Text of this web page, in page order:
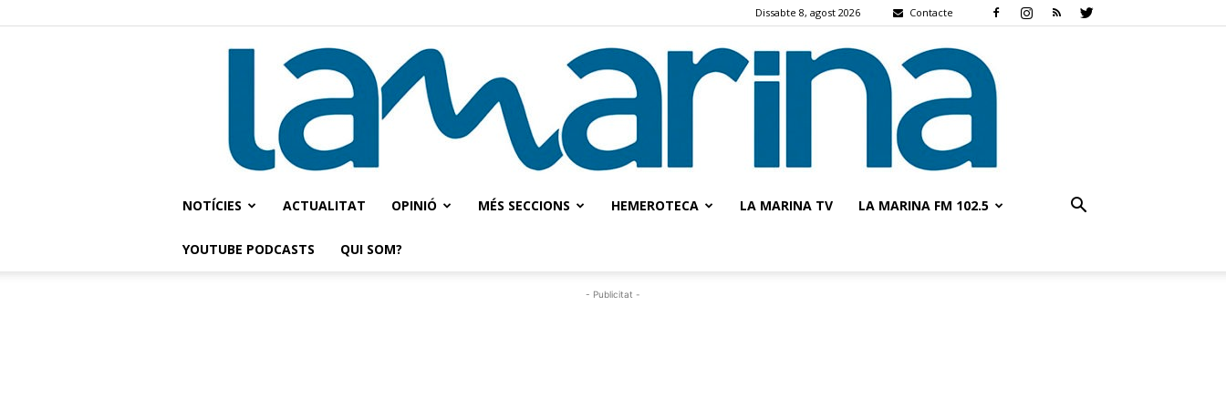
Dissabte 8, agost 2026 Contacte
NOTÍCIES ACTUALITAT OPINIÓ MÉS SECCIONS HEMEROTECA LA MARINA TV LA MARINA FM 102.5
YOUTUBE PODCASTS QUI SOM?
- Publicitat -